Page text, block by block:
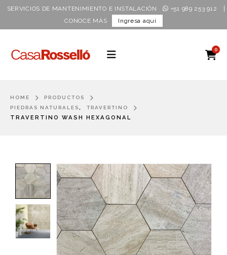
SERVICIOS DE MANTENIMIENTO E INSTALACIÓN +51 989 253 912
CONOCE MÁS Ingresa aquí
0
HOME
PRODUCTOS
PIEDRAS NATURALES, TRAVERTINO
TRAVERTINO WASH HEXAGONAL